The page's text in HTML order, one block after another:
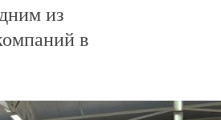
из
в